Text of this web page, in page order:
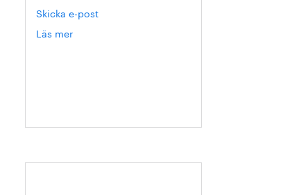
Skicka e-post
Läs mer